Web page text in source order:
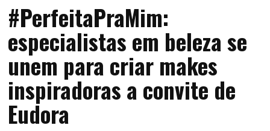
#PerfeitaPraMim:
especialistas em beleza se
unem para criar makes
inspiradoras a convite de
Eudora